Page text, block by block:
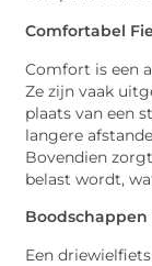
Comfortabel
Comfort is een
Ze zijn vaak
plaats van een
langere
Bovendien
belast wordt,
Een